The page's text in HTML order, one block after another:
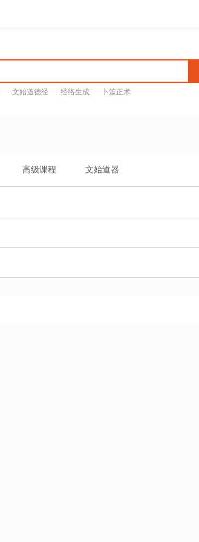
文始道德经 经络生成 卜筮正术
高级课程 文始道器